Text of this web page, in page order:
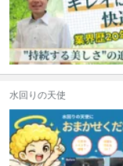
水回りの天使